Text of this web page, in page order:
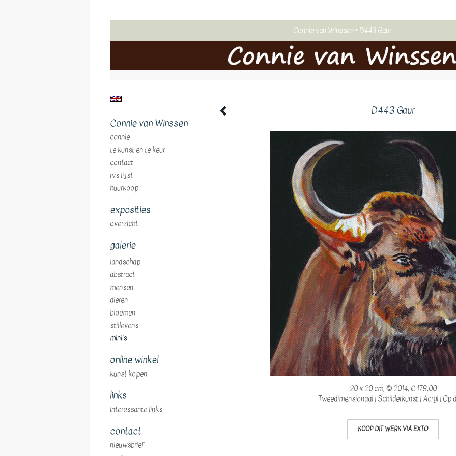
Connie van Winssen D443 Gaur
D443 Gaur
20 x 20 cm, © 2014, € 179,00
Tweedimensionaal | Schilderkunst | Acryl | Op
KOOP DIT WERK VIA EXTO
Connie van Winssen
connie
te kunst en te keur
contact
rvs lijst
huurkoop
exposities
overzicht
galerie
landschap
abstract
mensen
dieren
bloemen
stillevens
mini's
online winkel
kunst kopen
links
interessante links
contact
nieuwsbrief